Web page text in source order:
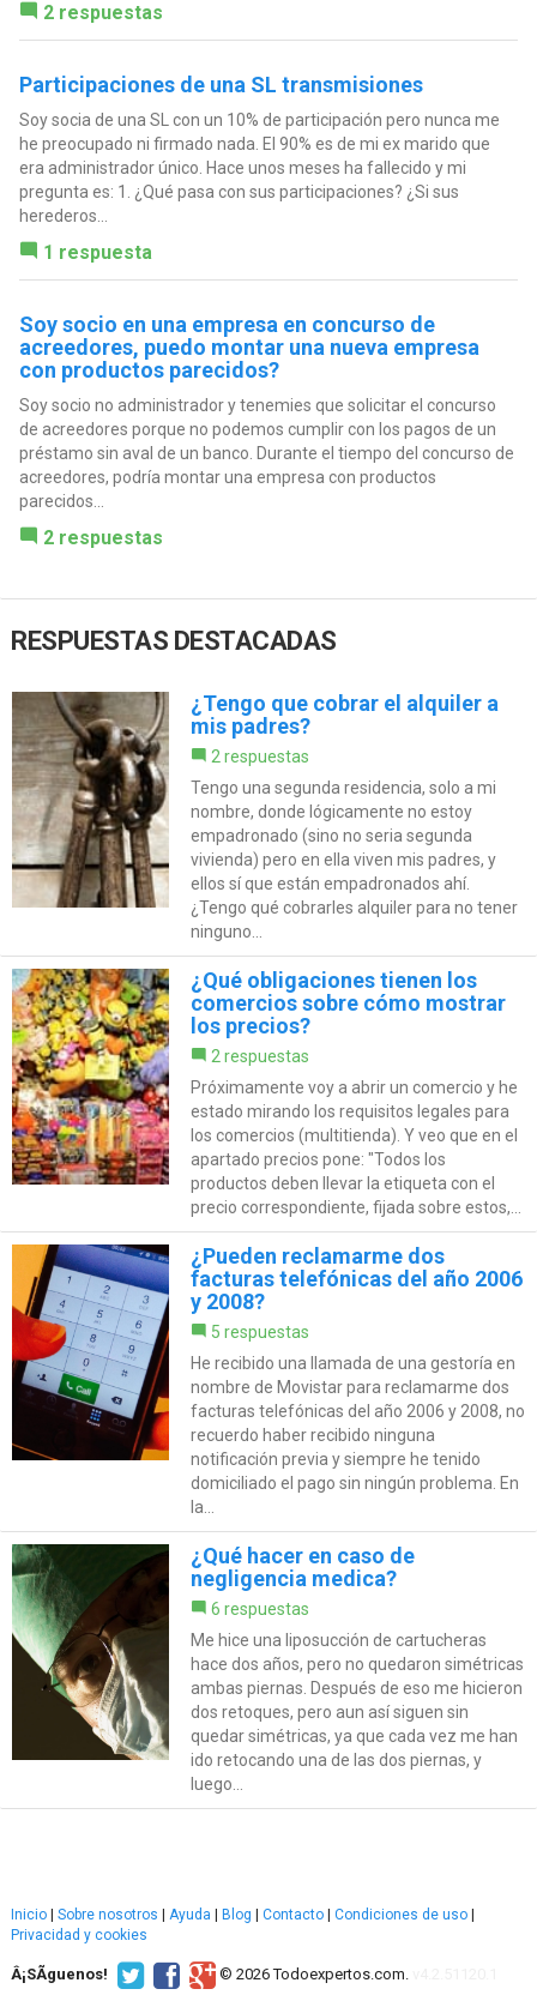
2 respuestas
Participaciones de una SL transmisiones
Soy socia de una SL con un 10% de participación pero nunca me
he preocupado ni firmado nada. El 90% es de mi ex marido que
era administrador único. Hace unos meses ha fallecido y mi
pregunta es: 1. ¿Qué pasa con sus participaciones? ¿Si sus
herederos...
1 respuesta
Soy socio en una empresa en concurso de
acreedores, puedo montar una nueva empresa
con productos parecidos?
Soy socio no administrador y tenemies que solicitar el concurso
de acreedores porque no podemos cumplir con los pagos de un
préstamo sin aval de un banco. Durante el tiempo del concurso de
acreedores, podría montar una empresa con productos
parecidos...
2 respuestas
RESPUESTAS DESTACADAS
¿Tengo que cobrar el alquiler a
mis padres?
2 respuestas
Tengo una segunda residencia, solo a mi
nombre, donde lógicamente no estoy
empadronado (sino no seria segunda
vivienda) pero en ella viven mis padres, y
ellos sí que están empadronados ahí.
¿Tengo qué cobrarles alquiler para no tener
ninguno...
¿Qué obligaciones tienen los
comercios sobre cómo mostrar
los precios?
2 respuestas
Próximamente voy a abrir un comercio y he
estado mirando los requisitos legales para
los comercios (multitienda). Y veo que en el
apartado precios pone: "Todos los
productos deben llevar la etiqueta con el
precio correspondiente, fijada sobre estos,...
¿Pueden reclamarme dos
facturas telefónicas del año 2006
y 2008?
5 respuestas
He recibido una llamada de una gestoría en
nombre de Movistar para reclamarme dos
facturas telefónicas del año 2006 y 2008, no
recuerdo haber recibido ninguna
notificación previa y siempre he tenido
domiciliado el pago sin ningún problema. En
la...
¿Qué hacer en caso de
negligencia medica?
6 respuestas
Me hice una liposucción de cartucheras
hace dos años, pero no quedaron simétricas
ambas piernas. Después de eso me hicieron
dos retoques, pero aun así siguen sin
quedar simétricas, ya que cada vez me han
ido retocando una de las dos piernas, y
luego...
Inicio | Sobre nosotros | Ayuda | Blog | Contacto | Condiciones de uso |
Privacidad y cookies
Â¡SÃ­guenos! © 2026 Todoexpertos.com.